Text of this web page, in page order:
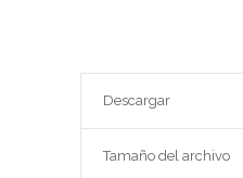
Descargar
Tamaño del archivo